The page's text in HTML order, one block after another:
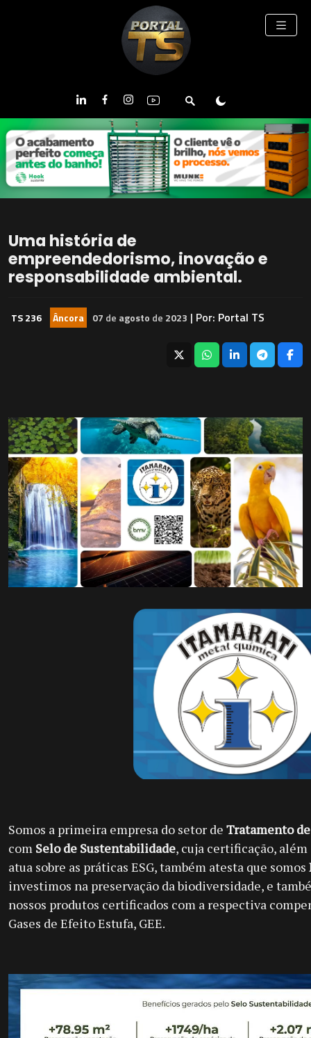
Uma história de
empreendedorismo, inovação e
responsabilidade ambiental.
TS 236 Âncora 07 de agosto de 2023 | Por: Portal TS
Somos a primeira empresa do setor de Tratamento
com Selo de Sustentabilidade, cuja certificação,
atua sobre as práticas ESG, também atesta que somos
investimos na preservação da biodiversidade, e
nossos produtos certificados com a respectiva
Gases de Efeito Estufa, GEE.